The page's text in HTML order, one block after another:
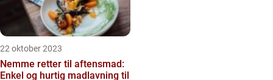
22 oktober 2023
Nemme retter til aftensmad:
Enkel og hurtig madlavning til